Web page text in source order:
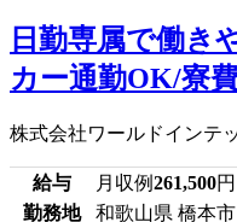
日勤専属で働き
カー通勤OK/寮
株式会社ワールドインテ
給与 月収例261,500円
勤務地
和歌山県 橋本市